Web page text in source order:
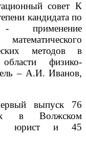
совет К
кандидата по
- применение
методов в
физико-
– А.И. Иванов,
выпуск 76
в Волжском
юрист и 45